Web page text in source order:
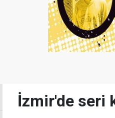
İzmir'de seri